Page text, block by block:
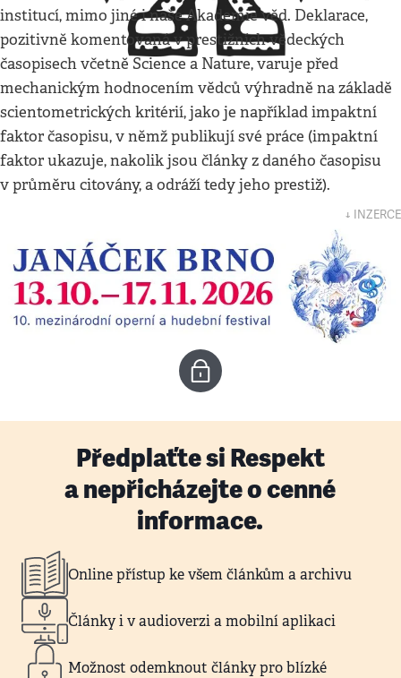
institucí, mimo jiné i naše Akademie věd. Deklarace,
pozitivně komentovaná v prestižních vědeckých
časopisech včetně Science a Nature, varuje před
mechanickým hodnocením vědců výhradně na základě
scientometrických kritérií, jako je například impaktní
faktor časopisu, v němž publikují své práce (impaktní
faktor ukazuje, nakolik jsou články z daného časopisu
v průměru citovány, a odráží tedy jeho prestiž).
↓ INZERCE
Předplaťte si Respekt
a nepřicházejte o cenné
informace.
Online přístup ke všem článkům a archivu
Články i v audioverzi a mobilní aplikaci
Možnost odemknout články pro blízké